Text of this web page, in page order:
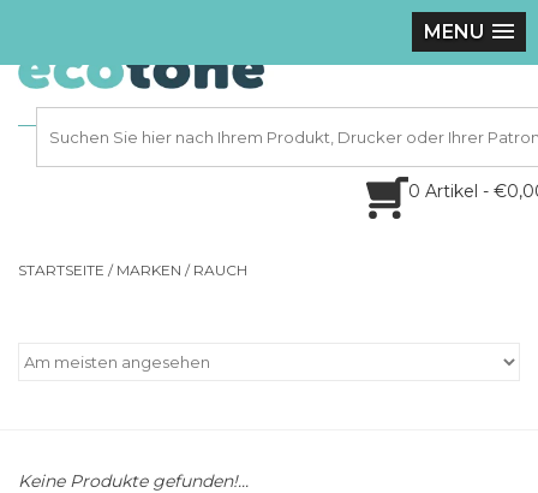
MENU
0 Artikel -
STARTSEITE / MARKEN / RAUCH
Keine Produkte gefunden!...